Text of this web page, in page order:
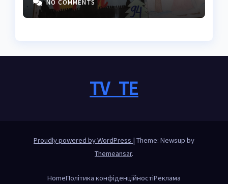
TV_TE
Proudly powered by WordPress | Theme: Newsup by
Themeansar.
HomeПолітика конфіденційностіРеклама